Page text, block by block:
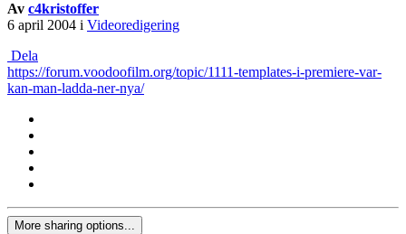
Av c4kristoffer
6 april 2004 i Videoredigering
Dela
https://forum.voodoofilm.org/topic/1111-templates-i-premiere-var-
kan-man-ladda-ner-nya/
More sharing options...